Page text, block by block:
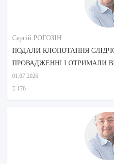
Сергій РОГОЗІН
ПОДАЛИ КЛОПОТАННЯ
ПРОВАДЖЕННІ І ОТРИМАЛИ
01.07.2026
176